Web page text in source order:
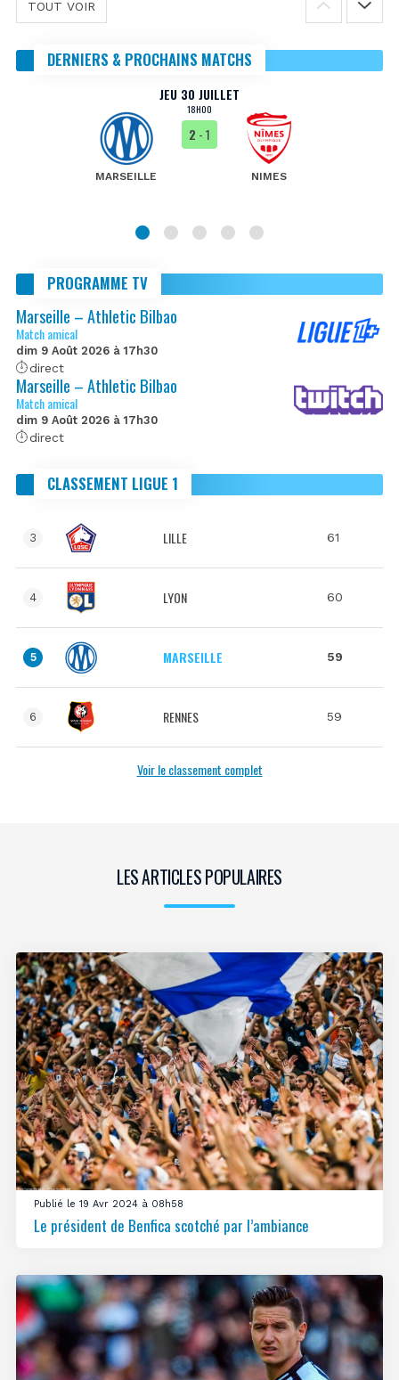
TOUT VOIR
DERNIERS & PROCHAINS MATCHS
JEU 30 JUILLET
18H00
MARSEILLE
2 - 1
NIMES
PROGRAMME TV
Marseille – Athletic Bilbao
Match amical
dim 9 Août 2026 à 17h30
direct
Marseille – Athletic Bilbao
Match amical
dim 9 Août 2026 à 17h30
direct
CLASSEMENT LIGUE 1
3 LILLE 61
4 LYON 60
5 MARSEILLE 59
6 RENNES 59
Voir le classement complet
LES ARTICLES POPULAIRES
Publié le 19 Avr 2024 à 08h58
Le président de Benfica scotché par l’ambiance